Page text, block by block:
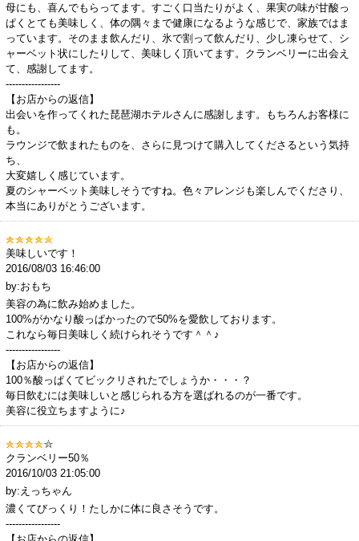
母にも、喜んでもらってます。すごく口当たりがよく、果実の味が甘酸っ
ぱくとても美味しく、体の隅々まで健康になるような感じで、家族ではま
っています。そのまま飲んだり、氷で割って飲んだり、少し凍らせて、シ
ャーベット状にしたりして、美味しく頂いてます。クランベリーに出会え
て、感謝してます。
-----------------
【お店からの返信】
出会いを作ってくれた琵琶湖ホテルさんに感謝します。もちろんお客様に
も。
ラウンジで飲まれたものを、さらに見つけて購入してくださるという気持
ち、
大変嬉しく感じています。
夏のシャーベット美味しそうですね。色々アレンジも楽しんでくださり、
本当にありがとうございます。
美味しいです！
2016/08/03 16:46:00
by:おもち
美容の為に飲み始めました。
100%がかなり酸っぱかったので50%を愛飲しております。
これなら毎日美味しく続けられそうです＾＾♪
-----------------
【お店からの返信】
100％酸っぱくてビックリされたでしょうか・・・？
毎日飲むには美味しいと感じられる方を選ばれるのが一番です。
美容に役立ちますように♪
クランベリー50％
2016/10/03 21:05:00
by:えっちゃん
濃くてびっくり！たしかに体に良さそうです。
-----------------